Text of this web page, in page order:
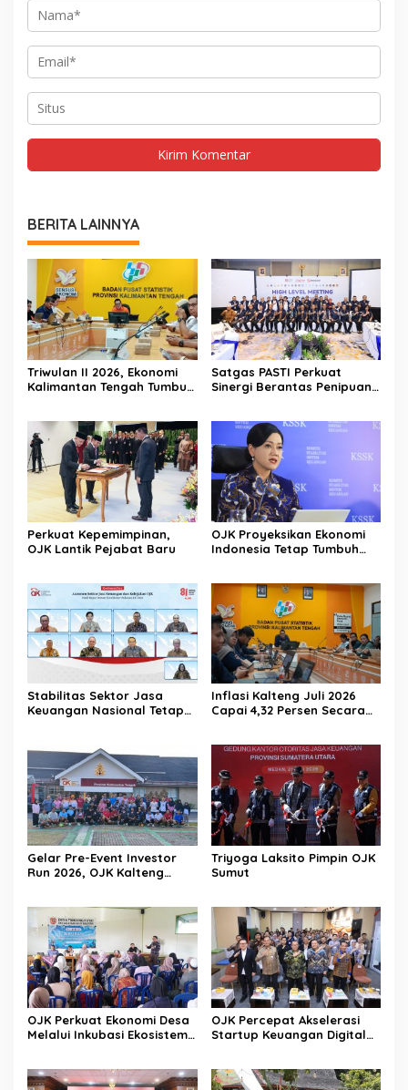
BERITA LAINNYA
Triwulan II 2026, Ekonomi
Kalimantan Tengah Tumbuh
Satgas PASTI Perkuat
Sinergi Berantas Penipuan
Perkuat Kepemimpinan,
OJK Lantik Pejabat Baru
OJK Proyeksikan Ekonomi
Indonesia Tetap Tumbuh
Stabilitas Sektor Jasa
Keuangan Nasional Tetap
Inflasi Kalteng Juli 2026
Capai 4,32 Persen Secara
Gelar Pre-Event Investor
Run 2026, OJK Kalteng
Triyoga Laksito Pimpin OJK
Sumut
OJK Perkuat Ekonomi Desa
Melalui Inkubasi Ekosistem
OJK Percepat Akselerasi
Startup Keuangan Digital